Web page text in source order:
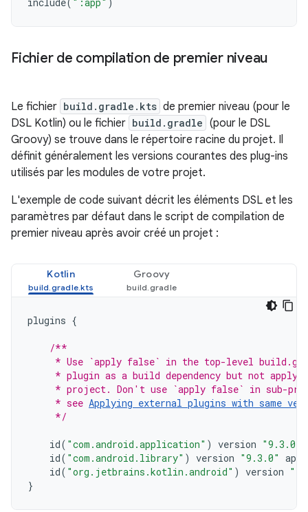
Fichier de compilation de premier niveau
Le fichier build.gradle.kts de premier niveau (pour le
DSL Kotlin) ou le fichier build.gradle (pour le DSL
Groovy) se trouve dans le répertoire racine du projet. Il
définit généralement les versions courantes des plug-ins
utilisés par les modules de votre projet.
L'exemple de code suivant décrit les éléments DSL et les
paramètres par défaut dans le script de compilation de
premier niveau après avoir créé un projet :
Kotlin Groovy
plugins {
/**
* Use `apply false` in the top-level
* plugin as a build dependency but not apply
* project. Don't use `apply false` in sub-
     * see
Applying external plugins with same
     */
id( "com.android.application" ) version "9.3.0"
id( "com.android.library" ) version "9.3.0"
id( "org.jetbrains.kotlin.android" ) version
}